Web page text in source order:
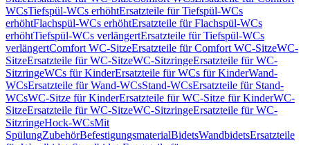
WCsTiefspül-WCs erhöhtErsatzteile für Tiefspül-WCs
erhöhtFlachspül-WCs erhöhtErsatzteile für Flachspül-WCs
erhöhtTiefspül-WCs verlängertErsatzteile für Tiefspül-WCs
verlängertComfort WC-SitzeErsatzteile für Comfort WC-SitzeWC-
SitzeErsatzteile für WC-SitzeWC-SitzringeErsatzteile für WC-
SitzringeWCs für KinderErsatzteile für WCs für KinderWand-
WCsErsatzteile für Wand-WCsStand-WCsErsatzteile für Stand-
WCsWC-Sitze für KinderErsatzteile für WC-Sitze für KinderWC-
SitzeErsatzteile für WC-SitzeWC-SitzringeErsatzteile für WC-
SitzringeHock-WCsMit
SpülungZubehörBefestigungsmaterialBidetsWandbidetsErsatzteile